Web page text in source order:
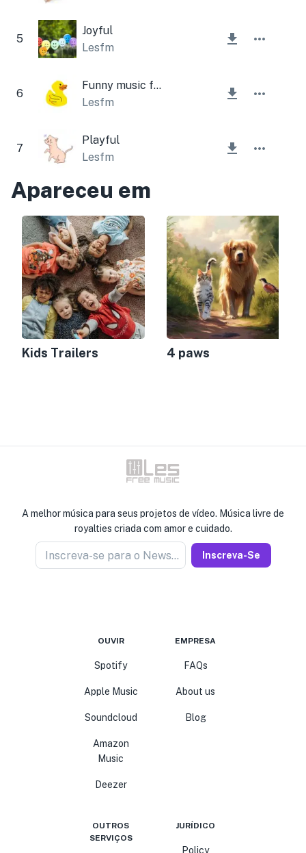
5
Joyful
Lesfm
6
Funny music for Children
Lesfm
7
Playful
Lesfm
Apareceu em
Kids Trailers 4 paws
A melhor música para seus projetos de vídeo. Música livre de
royalties criada com amor e cuidado.
Inscreva-se para o Newseller Inscreva-Se
OUVIR
Spotify
Apple Music
Soundcloud
Amazon
Music
Deezer
EMPRESA
FAQs
About us
Blog
OUTROS
SERVIÇOS
JURÍDICO
Policy